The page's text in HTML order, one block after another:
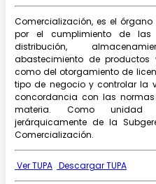
Comercialización, es el
por el cumplimiento de las
distribución,
abastecimiento de
como del otorgamiento de
tipo de negocio y controlar la
concordancia con las normas
materia. Como unidad
jerárquicamente de la
Comercialización.
Ver TUPA Descargar TUPA